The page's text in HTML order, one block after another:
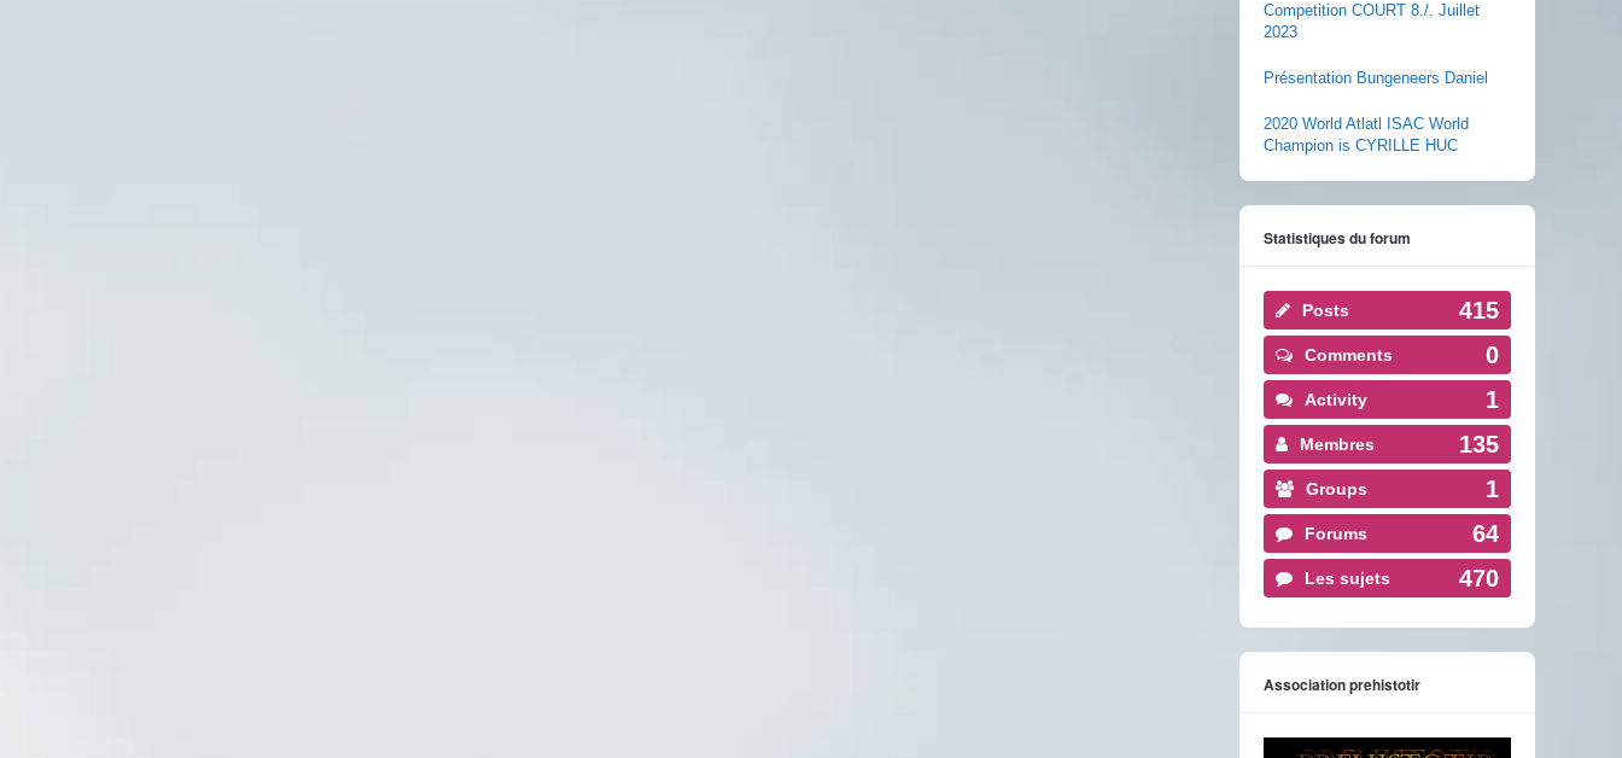
Competition COURT 8./. Juillet
2023
Présentation Bungeneers Daniel
2020 World Atlatl ISAC World
Champion is CYRILLE HUC
Statistiques du forum
Posts 415
Comments 0
Activity 1
Membres 135
Groups 1
Forums 64
Les sujets 470
Association prehistotir